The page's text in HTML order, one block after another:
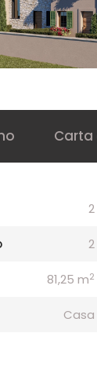
2
2
81,25 m2
Casa